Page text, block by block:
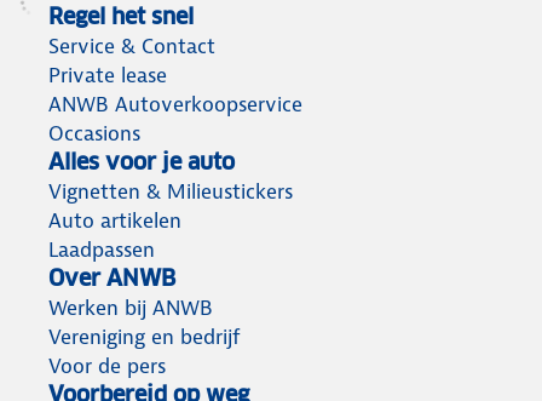
Regel het snel
Service & Contact
Private lease
ANWB Autoverkoopservice
Occasions
Alles voor je auto
Vignetten & Milieustickers
Auto artikelen
Laadpassen
Over ANWB
Werken bij ANWB
Vereniging en bedrijf
Voor de pers
Voorbereid op weg